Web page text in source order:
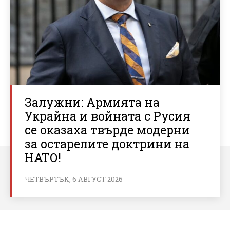
Залужни: Армията на
Украйна и войната с Русия
се оказаха твърде модерни
за остарелите доктрини на
НАТО!
ЧЕТВЪРТЪК, 6 АВГУСТ 2026